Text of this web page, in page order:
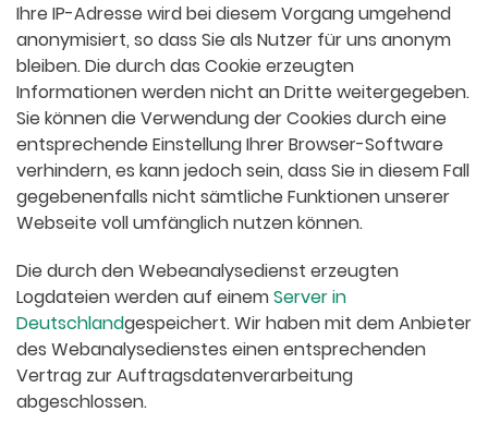
Ihre IP-Adresse wird bei diesem Vorgang umgehend
anonymisiert, so dass Sie als Nutzer für uns anonym
bleiben. Die durch das Cookie erzeugten
Informationen werden nicht an Dritte weitergegeben.
Sie können die Verwendung der Cookies durch eine
entsprechende Einstellung Ihrer Browser-Software
verhindern, es kann jedoch sein, dass Sie in diesem Fall
gegebenenfalls nicht sämtliche Funktionen unserer
Webseite voll umfänglich nutzen können.
Die durch den Webeanalysedienst erzeugten
Logdateien werden auf einemServer in
Deutschlandgespeichert. Wir haben mit dem Anbieter
des Webanalysedienstes einen entsprechenden
Vertrag zur Auftragsdatenverarbeitung
abgeschlossen.